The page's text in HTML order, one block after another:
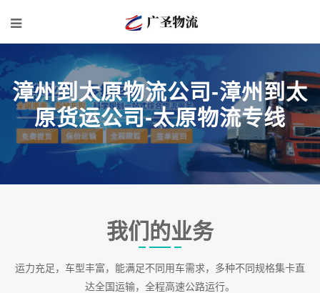
漳州到太原物流公司-漳州到太
原货运公司-太原物流专线
我们的业务
运力充足，车型丰富，能满足不同用车需求，多种不同规格集卡直
达全国运输，全程高速公路运行。